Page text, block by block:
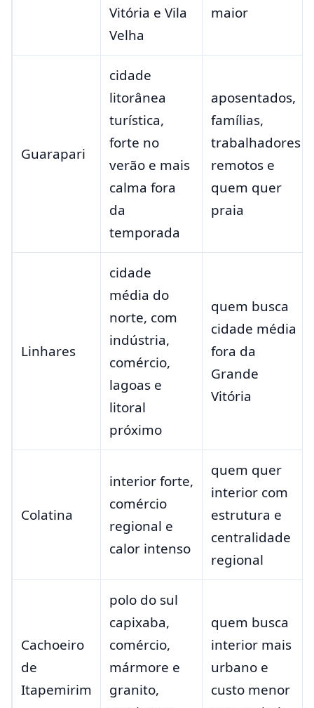
Vitória e Vila
Velha
maior
Guarapari
cidade
litorânea
turística,
forte no
verão e mais
calma fora
da
temporada
aposentados,
famílias,
trabalhadores
remotos e
quem quer
praia
Linhares
cidade
média do
norte, com
indústria,
comércio,
lagoas e
litoral
próximo
quem busca
cidade média
fora da
Grande
Vitória
Colatina
interior forte,
comércio
regional e
calor intenso
quem quer
interior com
estrutura e
centralidade
regional
Cachoeiro
de
Itapemirim
polo do sul
capixaba,
comércio,
mármore e
granito,
quem busca
interior mais
urbano e
custo menor